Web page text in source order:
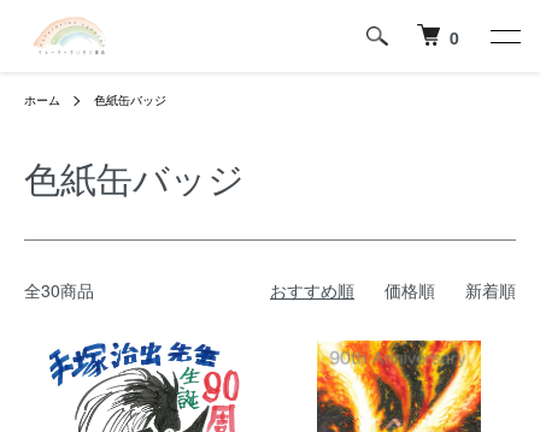
0
ホーム 色紙缶バッジ
色紙缶バッジ
全30商品 おすすめ順 価格順 新着順